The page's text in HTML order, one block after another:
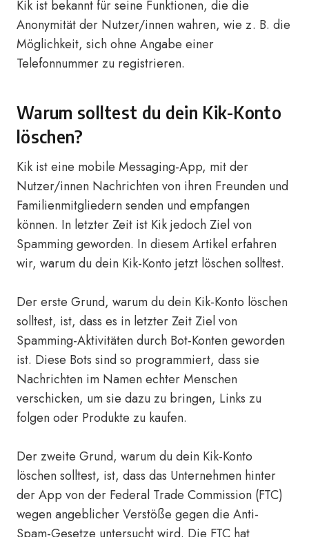
Kik ist bekannt für seine Funktionen, die die
Anonymität der Nutzer/innen wahren, wie z. B. die
Möglichkeit, sich ohne Angabe einer
Telefonnummer zu registrieren.
Warum solltest du dein Kik-Konto
löschen?
Kik ist eine mobile Messaging-App, mit der
Nutzer/innen Nachrichten von ihren Freunden und
Familienmitgliedern senden und empfangen
können. In letzter Zeit ist Kik jedoch Ziel von
Spamming geworden. In diesem Artikel erfahren
wir, warum du dein Kik-Konto jetzt löschen solltest.
Der erste Grund, warum du dein Kik-Konto löschen
solltest, ist, dass es in letzter Zeit Ziel von
Spamming-Aktivitäten durch Bot-Konten geworden
ist. Diese Bots sind so programmiert, dass sie
Nachrichten im Namen echter Menschen
verschicken, um sie dazu zu bringen, Links zu
folgen oder Produkte zu kaufen.
Der zweite Grund, warum du dein Kik-Konto
löschen solltest, ist, dass das Unternehmen hinter
der App von der Federal Trade Commission (FTC)
wegen angeblicher Verstöße gegen die Anti-